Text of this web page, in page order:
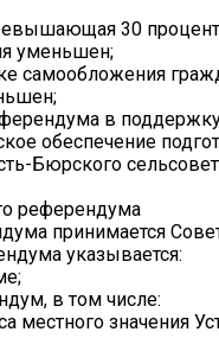
30
уменьшен;
самообложения
в
обеспечение
Бюрского
референдума
принимается
указывается:
в том числе:
местного значения